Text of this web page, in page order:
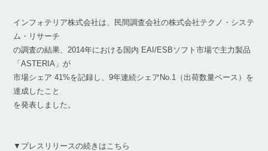
インフォテリア株式会社は、民間調査会社の株式会社テクノ・システ
ム・リサーチ
の調査の結果、2014年における国内 EAI/ESBソフト市場で主力製品
「ASTERIA」が
市場シェア 41%を記録し、9年連続シェアNo.1（出荷数量ベース）を
達成したこと
を発表しました。
▼プレスリリースの続きはこちら